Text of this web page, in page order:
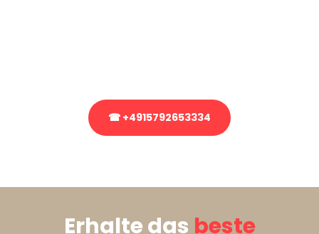
☎ +4915792653334
Erhalte das beste